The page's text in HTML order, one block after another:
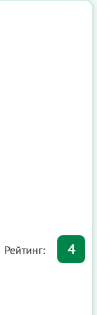
Рейтинг: 4